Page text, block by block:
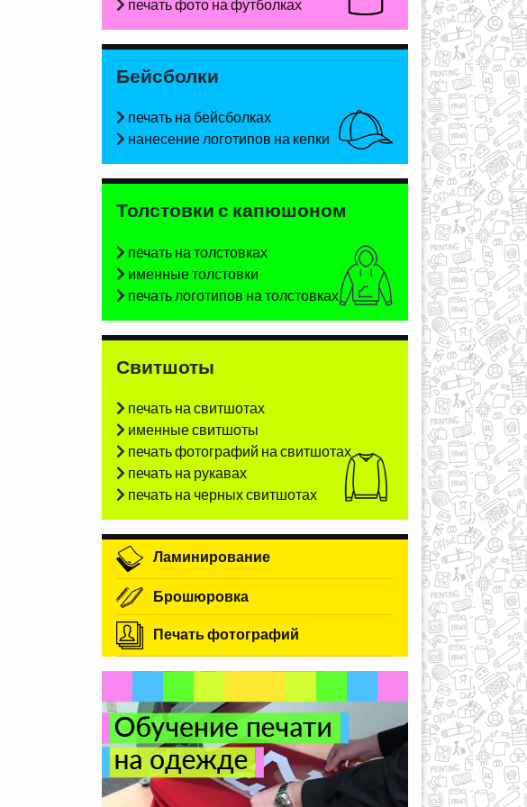
печать фото на футболках
Бейсболки
печать на бейсболках
нанесение логотипов на кепки
Толстовки с капюшоном
печать на толстовках
именные толстовки
печать логотипов на толстовках
Свитшоты
печать на свитшотах
именные свитшоты
печать фотографий на свитшотах
печать на рукавах
печать на черных свитшотах
Ламинирование
Брошюровка
Печать фотографий